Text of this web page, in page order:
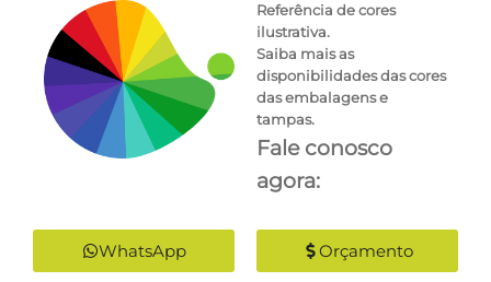
Referência de cores
ilustrativa.
Saiba mais as
disponibilidades das cores
das embalagens e
tampas.
Fale conosco
agora:
WhatsApp Orçamento